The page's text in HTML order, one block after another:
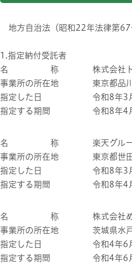
地方自治法（昭和22年法律第67
1.指定納付受託者
名 称 株式会社トラス
事業所の所在地 東京都品川
指定した日 令和8年3月
指定する期間 令和8年4月
名 称 楽天グループ
事業所の所在地 東京都世田
指定した日 令和8年3月
指定する期間 令和8年4月
名 称 株式会社めぶ
事業所の所在地 茨城県水戸
指定した日 令和4年6月
指定する期間 令和4年6月